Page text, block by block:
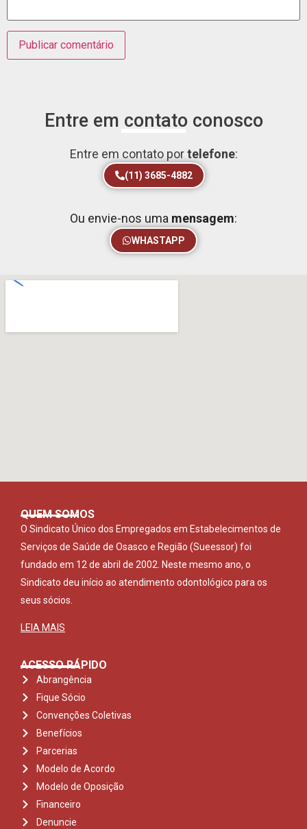
Entre em contato conosco
Entre em contato portelefone:
(11) 3685-4882
Ou envie-nos uma mensagem:
WHASTAPP
QUEM SOMOS
O Sindicato Único dos Empregados em Estabelecimentos de
Serviços de Saúde de Osasco e Região (Sueessor) foi
fundado em 12 de abril de 2002. Neste mesmo ano, o
Sindicato deu início ao atendimento odontológico para os
seus sócios.
LEIA MAIS
ACESSO RÁPIDO
Abrangência
Fique Sócio
Convenções Coletivas
Benefícios
Parcerias
Modelo de Acordo
Modelo de Oposição
Financeiro
Denuncie